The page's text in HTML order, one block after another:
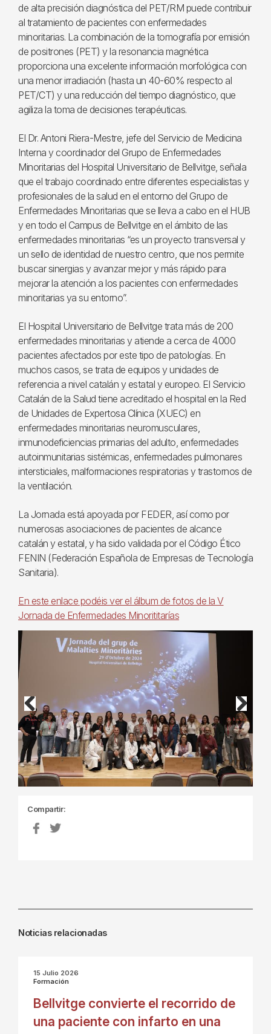
de alta precisión diagnóstica del PET/RM puede contribuir
al tratamiento de pacientes con enfermedades
minoritarias. La combinación de la tomografía por emisión
de positrones (PET) y la resonancia magnética
proporciona una excelente información morfológica con
una menor irradiación (hasta un 40-60% respecto al
PET/CT) y una reducción del tiempo diagnóstico, que
agiliza la toma de decisiones terapéuticas.
El Dr. Antoni Riera-Mestre, jefe del Servicio de Medicina
Interna y coordinador del Grupo de Enfermedades
Minoritarias del Hospital Universitario de Bellvitge, señala
que el trabajo coordinado entre diferentes especialistas y
profesionales de la salud en el entorno del Grupo de
Enfermedades Minoritarias que se lleva a cabo en el HUB
y en todo el Campus de Bellvitge en el ámbito de las
enfermedades minoritarias “es un proyecto transversal y
un sello de identidad de nuestro centro, que nos permite
buscar sinergias y avanzar mejor y más rápido para
mejorar la atención a los pacientes con enfermedades
minoritarias ya su entorno”.
El Hospital Universitario de Bellvitge trata más de 200
enfermedades minoritarias y atiende a cerca de 4.000
pacientes afectados por este tipo de patologías. En
muchos casos, se trata de equipos y unidades de
referencia a nivel catalán y estatal y europeo. El Servicio
Catalán de la Salud tiene acreditado el hospital en la Red
de Unidades de Expertosa Clínica (XUEC) en
enfermedades minoritarias neuromusculares,
inmunodeficiencias primarias del adulto, enfermedades
autoinmunitarias sistémicas, enfermedades pulmonares
intersticiales, malformaciones respiratorias y trastornos de
la ventilación.
La Jornada está apoyada por FEDER, así como por
numerosas asociaciones de pacientes de alcance
catalán y estatal, y ha sido validada por el Código Ético
FENIN (Federación Española de Empresas de Tecnología
Sanitaria).
En este enlace podéis ver el álbum de fotos de la V
Jornada de Enfermedades Minorititarías
Previous Next
Compartir:
Noticias relacionadas
15 Julio 2026
Formación
Bellvitge convierte el recorrido de
una paciente con infarto en una